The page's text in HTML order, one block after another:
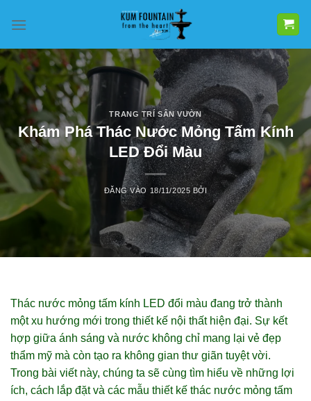
qua
dung
TRANG TRÍ SÂN VƯỜN
Khám Phá Thác Nước Mỏng Tấm Kính
LED Đổi Màu
ĐĂNG VÀO 18/11/2025 BỞI
Thác nước mỏng tấm kính LED đổi màu đang trở thành
một xu hướng mới trong thiết kế nội thất hiện đại. Sự kết
hợp giữa ánh sáng và nước không chỉ mang lại vẻ đẹp
thẩm mỹ mà còn tạo ra không gian thư giãn tuyệt vời.
Trong bài viết này, chúng ta sẽ cùng tìm hiểu về những lợi
ích, cách lắp đặt và các mẫu thiết kế thác nước mỏng tấm